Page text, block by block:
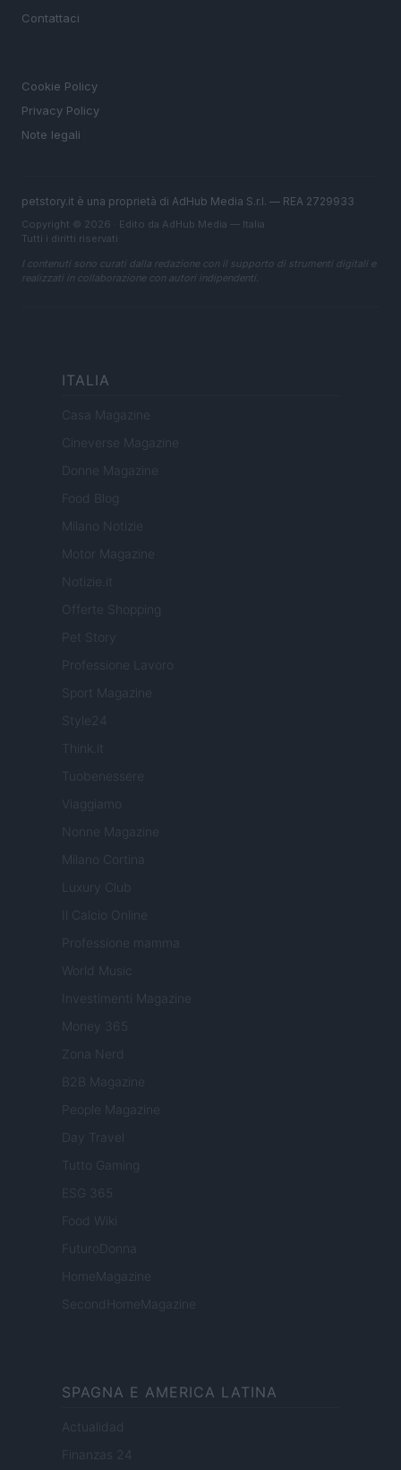
Contattaci
Cookie Policy
Privacy Policy
Note legali
petstory.it è una proprietà di AdHub Media S.r.l. — REA 2729933
Copyright © 2026 · Edito da AdHub Media — Italia
Tutti i diritti riservati
I contenuti sono curati dalla redazione con il supporto di strumenti digitali e
realizzati in collaborazione con autori indipendenti.
ITALIA
Casa Magazine
Cineverse Magazine
Donne Magazine
Food Blog
Milano Notizie
Motor Magazine
Notizie.it
Offerte Shopping
Professione Lavoro
Sport Magazine
Style24
Think.it
Tuobenessere
Viaggiamo
Nonne Magazine
Milano Cortina
Luxury Club
Il Calcio Online
Professione mamma
World Music
Investimenti Magazine
Money 365
Zona Nerd
B2B Magazine
People Magazine
Day Travel
Tutto Gaming
ESG 365
Food Wiki
FuturoDonna
HomeMagazine
SecondHomeMagazine
SPAGNA E AMERICA LATINA
Actualidad
Finanzas 24